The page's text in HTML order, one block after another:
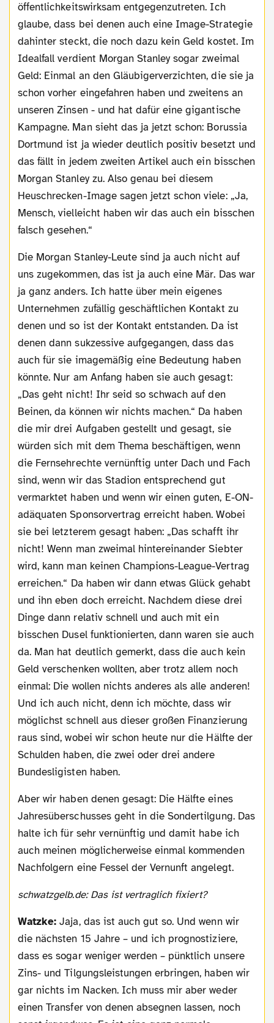
öffentlichkeitswirksam entgegenzutreten. Ich
glaube, dass bei denen auch eine Image-Strategie
dahinter steckt, die noch dazu kein Geld kostet. Im
Idealfall verdient Morgan Stanley sogar zweimal
Geld: Einmal an den Gläubigerverzichten, die sie ja
schon vorher eingefahren haben und zweitens an
unseren Zinsen - und hat dafür eine gigantische
Kampagne. Man sieht das ja jetzt schon: Borussia
Dortmund ist ja wieder deutlich positiv besetzt und
das fällt in jedem zweiten Artikel auch ein bisschen
Morgan Stanley zu. Also genau bei diesem
Heuschrecken-Image sagen jetzt schon viele: „Ja,
Mensch, vielleicht haben wir das auch ein bisschen
falsch gesehen.“
Die Morgan Stanley-Leute sind ja auch nicht auf
uns zugekommen, das ist ja auch eine Mär. Das war
ja ganz anders. Ich hatte über mein eigenes
Unternehmen zufällig geschäftlichen Kontakt zu
denen und so ist der Kontakt entstanden. Da ist
denen dann sukzessive aufgegangen, dass das
auch für sie imagemäßig eine Bedeutung haben
könnte. Nur am Anfang haben sie auch gesagt:
„Das geht nicht! Ihr seid so schwach auf den
Beinen, da können wir nichts machen.“ Da haben
die mir drei Aufgaben gestellt und gesagt, sie
würden sich mit dem Thema beschäftigen, wenn
die Fernsehrechte vernünftig unter Dach und Fach
sind, wenn wir das Stadion entsprechend gut
vermarktet haben und wenn wir einen guten, E-ON-
adäquaten Sponsorvertrag erreicht haben. Wobei
sie bei letzterem gesagt haben: „Das schafft ihr
nicht! Wenn man zweimal hintereinander Siebter
wird, kann man keinen Champions-League-Vertrag
erreichen.“ Da haben wir dann etwas Glück gehabt
und ihn eben doch erreicht. Nachdem diese drei
Dinge dann relativ schnell und auch mit ein
bisschen Dusel funktionierten, dann waren sie auch
da. Man hat deutlich gemerkt, dass die auch kein
Geld verschenken wollten, aber trotz allem noch
einmal: Die wollen nichts anderes als alle anderen!
Und ich auch nicht, denn ich möchte, dass wir
möglichst schnell aus dieser großen Finanzierung
raus sind, wobei wir schon heute nur die Hälfte der
Schulden haben, die zwei oder drei andere
Bundesligisten haben.
Aber wir haben denen gesagt: Die Hälfte eines
Jahresüberschusses geht in die Sondertilgung. Das
halte ich für sehr vernünftig und damit habe ich
auch meinen möglicherweise einmal kommenden
Nachfolgern eine Fessel der Vernunft angelegt.
schwatzgelb.de: Das ist vertraglich fixiert?
Watzke:Jaja, das ist auch gut so. Und wenn wir
die nächsten 15 Jahre – und ich prognostiziere,
dass es sogar weniger werden – pünktlich unsere
Zins- und Tilgungsleistungen erbringen, haben wir
gar nichts im Nacken. Ich muss mir aber weder
einen Transfer von denen absegnen lassen, noch